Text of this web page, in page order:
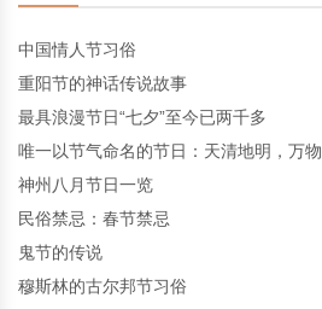
中国情人节习俗
重阳节的神话传说故事
最具浪漫节日“七夕”至今已两千多
唯一以节气命名的节日：天清地明，万物
神州八月节日一览
民俗禁忌：春节禁忌
鬼节的传说
穆斯林的古尔邦节习俗